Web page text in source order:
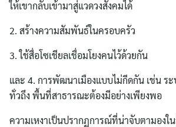
ให้เขากลับเข้ามาสู่แวดวงสังคมได้
2. สร้างความสัมพันธ์ในครอบครัว
3. ใช้สื่อโซเชียลเชื่อมโยงคนไว้ด้วยกัน
และ 4. การพัฒนาเมืองแบบไม่กีดกัน เช่น ร
ทั่วถึง พื้นที่สาธารณะต้องมีอย่างเพียงพอ
ความเหงาเป็นปรากฏการณ์ที่น่าจับตามองใ